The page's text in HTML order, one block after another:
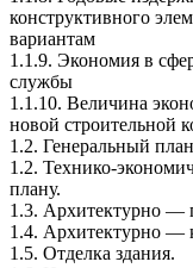
конструктивного
вариантам
1.1.9. Экономия в
службы
1.1.10. Величина
новой строительной
1.2. Генеральный
1.2. Технико-
плану.
1.3. Архитектурно —
1.4. Архитектурно —
1.5. Отделка здания.